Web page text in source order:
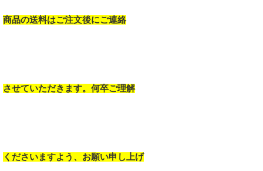
商品の送料はご注文後にご連絡
させていただきます。何卒ご理解
くださいますよう、お願い申し上げ